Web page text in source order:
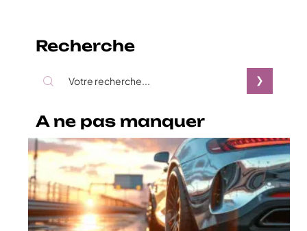
Recherche
A ne pas manquer